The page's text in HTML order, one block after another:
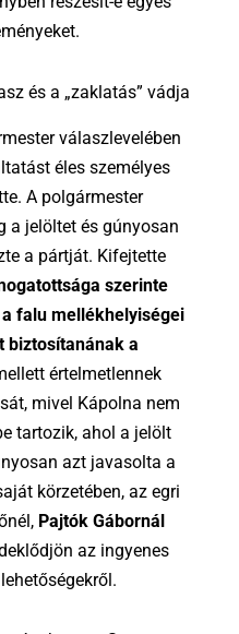
és a „zaklatás” vádja
válaszlevelében
éles személyes
A polgármester
a jelöltet és gúnyosan
a pártját. Kifejtette
szerinte
falu mellékhelyiségei
biztosítanának a
értelmetlennek
mivel Kápolna nem
tartozik, ahol a jelölt
azt javasolta a
körzetében, az egri
Pajtók Gábornál
az ingyenes